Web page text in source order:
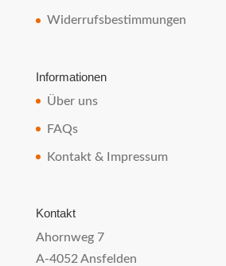
Widerrufsbestimmungen
Informationen
Über uns
FAQs
Kontakt & Impressum
Kontakt
Ahornweg 7
A-4052 Ansfelden